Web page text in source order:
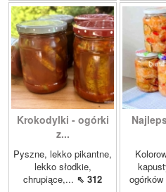
Krokodylki - ogórki
z...
Pyszne, lekko pikantne,
lekko słodkie,
chrupiące,... ⇖ 312